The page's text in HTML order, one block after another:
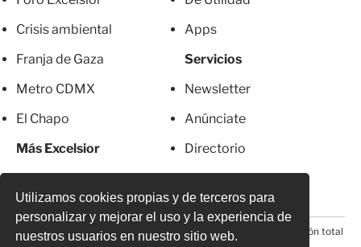
Utilizamos cookies propias y de terceros para
personalizar y mejorar el uso y la experiencia de
nuestros usuarios en nuestro sitio web.
Crisis ambiental
Franja de Gaza
Metro CDMX
El Chapo
Más Excelsior
Apps
Servicios
Newsletter
Anúnciate
Directorio
© 2026 Todos los derechos reservados. Prohibida la reproducción total
o parcial, incluyendo cualquier medio electrónico*